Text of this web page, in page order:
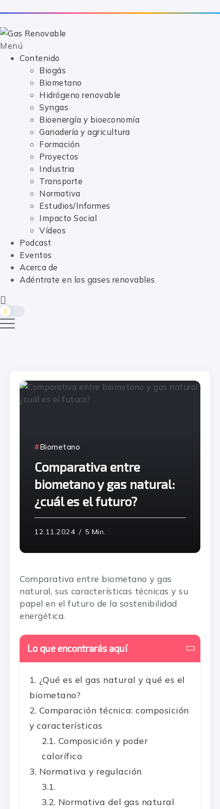
Menú
Contenido
Biogás
Biometano
Hidrógeno renovable
Syngas
Bioenergía y bioeconomía
Ganadería y agricultura
Formación
Proyectos
Industria
Transporte
Normativa
Estudios/Informes
Impacto Social
Vídeos
Podcast
Eventos
Acerca de
Adéntrate en los gases renovables
Ganadería y agricultura
Proyectos
Industria
Transporte
Normativa
Estudios/Informes
Impacto Social
Vídeos
Podcast
Eventos
Acerca de
Adéntrate en los gases renovables
Biometano
Comparativa entre
biometano y gas natural:
¿cuál es el futuro?
12.11.2024 5 Min.
Comparativa entre biometano y gas
natural, sus características técnicas y su
papel en el futuro de la sostenibilidad
energética.
Lo que encontrarás aquí
¿Qué es el gas natural y qué es el
biometano?
Comparación técnica: composición
y características
Composición y poder
calorífico
Normativa y regulación
Normativa del gas natural